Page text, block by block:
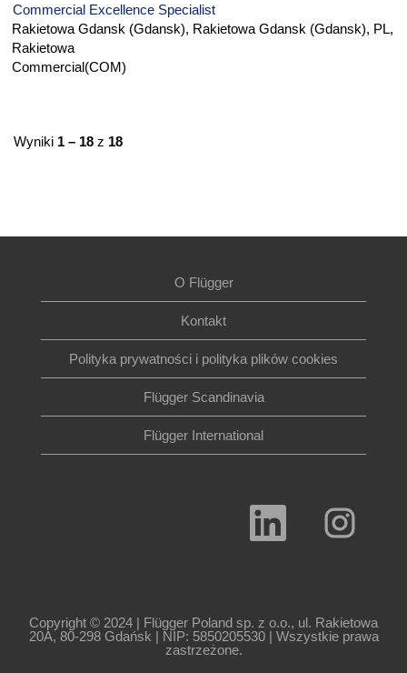
Commercial Excellence Specialist
Rakietowa Gdansk (Gdansk), Rakietowa Gdansk (Gdansk), PL,
Rakietowa
Commercial(COM)
Wyniki 1 – 18 z 18
O Flügger
Kontakt
Polityka prywatności i polityka plików cookies
Flügger Scandinavia
Flügger International
O
ę
n
O
w
i
ę
n
Copyright © 2024 | Flügger Poland sp. z o.o., ul. Rakietowa
20A, 80-298 Gdańsk | NIP: 5850205530 | Wszystkie prawa
zastrzeżone.